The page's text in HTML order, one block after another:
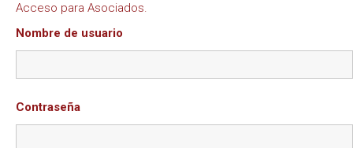
Acceso para Asociados.
Nombre de usuario
Contraseña